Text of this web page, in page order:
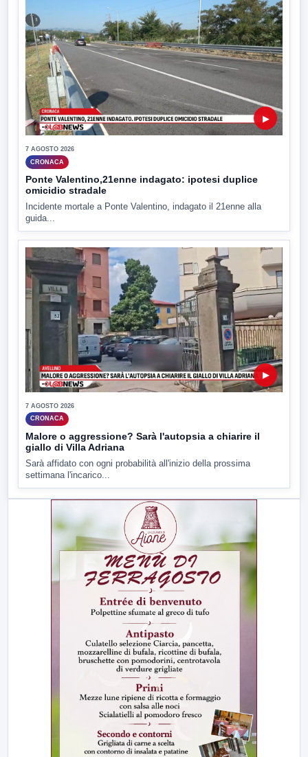
▶
7 AGOSTO 2026
CRONACA
Ponte Valentino,21enne indagato: ipotesi duplice
omicidio stradale
Incidente mortale a Ponte Valentino, indagato il 21enne alla
guida...
▶
7 AGOSTO 2026
CRONACA
Malore o aggressione? Sarà l'autopsia a chiarire il
giallo di Villa Adriana
Sarà affidato con ogni probabilità all'inizio della prossima
settimana l'incarico...